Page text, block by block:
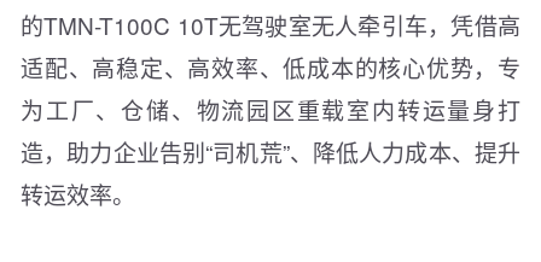
的TMN-T100C 10T无驾驶室无人牵引车，凭借高
适配、高稳定、高效率、低成本的核心优势，专
为工厂、仓储、物流园区重载室内转运量身打
造，助力企业告别“司机荒”、降低人力成本、提升
转运效率。